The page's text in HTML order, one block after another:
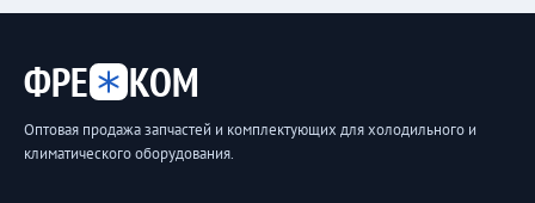
ФРЕ КОМ
Оптовая продажа запчастей и комплектующих для холодильного и
климатического оборудования.